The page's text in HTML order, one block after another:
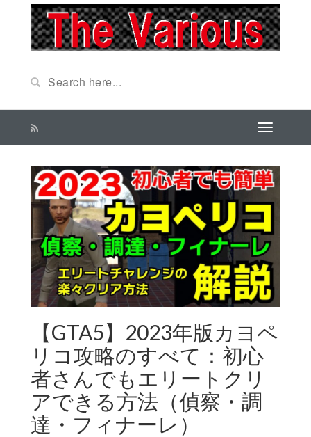
【GTA5】2023年版カヨペ
リコ攻略のすべて：初心
者さんでもエリートクリ
アできる方法（偵察・調
達・フィナーレ）